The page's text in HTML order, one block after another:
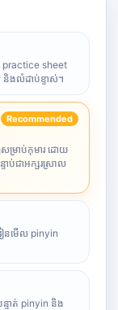
practice sheet
និងលំដាប់ខ្ទាស់។
Recommended
ម្រាប់កុមារ ដោយ
ាប់ជាអក្សរស្រាល
នមើល pinyin
ទាត់ pinyin និង